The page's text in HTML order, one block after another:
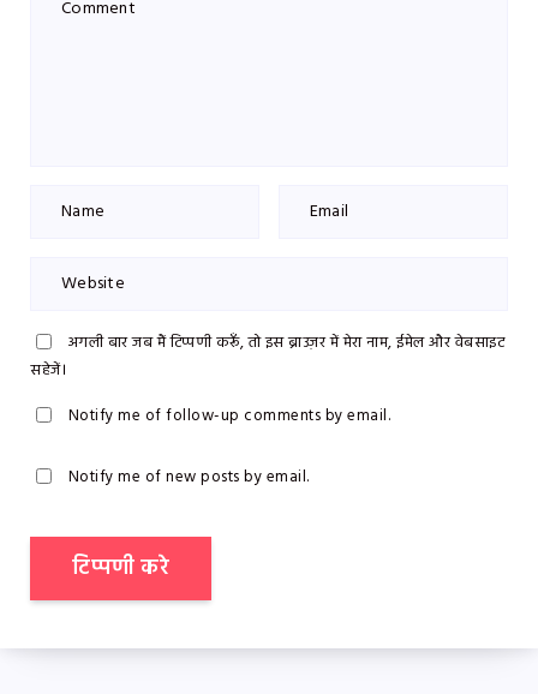
अगली बार जब मैं टिप्पणी करूँ, तो इस ब्राउज़र में मेरा नाम, ईमेल और वेबसाइट
सहेजें।
Notify me of follow-up comments by email.
Notify me of new posts by email.